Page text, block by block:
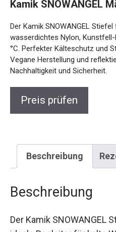
wasserdichtes Nylon, Kunstfell-
-40 °C. Perfekter Kälteschutz
Aktivitäten. Vegane
für Nachhaltigkeit und
Beschreibung
Beschreibung
der ideale Begleiter für